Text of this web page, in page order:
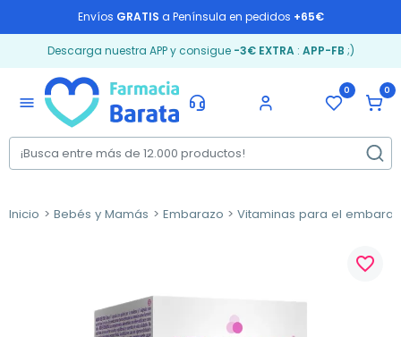
Envíos GRATIS a Península en pedidos +65€
Descarga nuestra APP y consigue -3€ EXTRA: APP-FB ;)
menu
0 0
Inicio Bebés y Mamás Embarazo Vitaminas para el
favorite_border